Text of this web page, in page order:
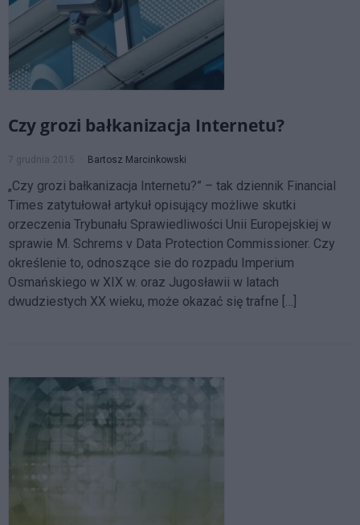
Czy grozi bałkanizacja Internetu?
7 grudnia 2015 Bartosz Marcinkowski
„Czy grozi bałkanizacja Internetu?” – tak dziennik Financial
Times zatytułował artykuł opisujący możliwe skutki
orzeczenia Trybunału Sprawiedliwości Unii Europejskiej w
sprawie M. Schrems v Data Protection Commissioner. Czy
określenie to, odnoszące sie do rozpadu Imperium
Osmańskiego w XIX w. oraz Jugosławii w latach
dwudziestych XX wieku, może okazać się trafne […]